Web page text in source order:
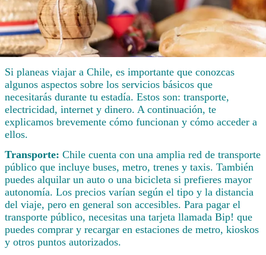
Si planeas viajar a Chile, es importante que conozcas
algunos aspectos sobre los servicios básicos que
necesitarás durante tu estadía. Estos son: transporte,
electricidad, internet y dinero. A continuación, te
explicamos brevemente cómo funcionan y cómo acceder a
ellos.
Transporte: Chile cuenta con una amplia red de transporte
público que incluye buses, metro, trenes y taxis. También
puedes alquilar un auto o una bicicleta si prefieres mayor
autonomía. Los precios varían según el tipo y la distancia
del viaje, pero en general son accesibles. Para pagar el
transporte público, necesitas una tarjeta llamada Bip! que
puedes comprar y recargar en estaciones de metro, kioskos
y otros puntos autorizados.